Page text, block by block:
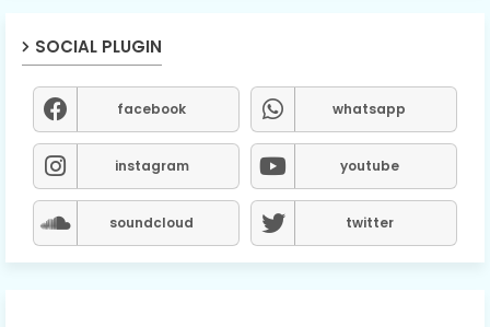
SOCIAL PLUGIN
facebook whatsapp
instagram youtube
soundcloud twitter